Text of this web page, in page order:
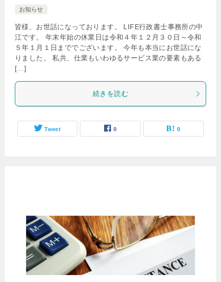
お知らせ
皆様、お世話になっております。 LIFE行政書士事務所の中
江です。 年末年始の休業日は令和４年１２月３０日～令和
５年１月１日まででございます。 今年も本当にお世話にな
りました。 私共、仕業もいわゆるサービス業の要素もある
[…]
続きを読む
Tweet 0 0